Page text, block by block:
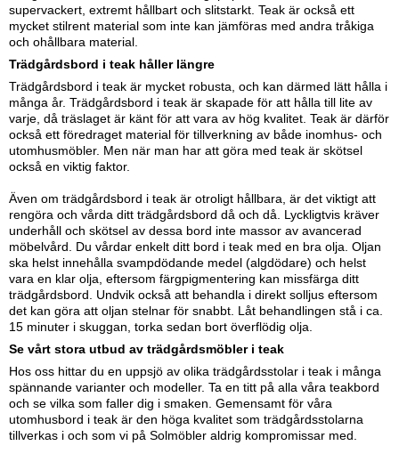
supervackert, extremt hållbart och slitstarkt. Teak är också ett
mycket stilrent material som inte kan jämföras med andra tråkiga
och ohållbara material.
Trädgårdsbord i teak håller längre
Trädgårdsbord i teak är mycket robusta, och kan därmed lätt hålla i
många år. Trädgårdsbord i teak är skapade för att hålla till lite av
varje, då träslaget är känt för att vara av hög kvalitet. Teak är därför
också ett föredraget material för tillverkning av både inomhus- och
utomhusmöbler. Men när man har att göra med teak är skötsel
också en viktig faktor.
Även om trädgårdsbord i teak är otroligt hållbara, är det viktigt att
rengöra och vårda ditt trädgårdsbord då och då. Lyckligtvis kräver
underhåll och skötsel av dessa bord inte massor av avancerad
möbelvård. Du vårdar enkelt ditt bord i teak med en bra olja. Oljan
ska helst innehålla svampdödande medel (algdödare) och helst
vara en klar olja, eftersom färgpigmentering kan missfärga ditt
trädgårdsbord. Undvik också att behandla i direkt solljus eftersom
det kan göra att oljan stelnar för snabbt. Låt behandlingen stå i ca.
15 minuter i skuggan, torka sedan bort överflödig olja.
Se vårt stora utbud av trädgårdsmöbler i teak
Hos oss hittar du en uppsjö av olika trädgårdsstolar i teak i många
spännande varianter och modeller. Ta en titt på alla våra teakbord
och se vilka som faller dig i smaken. Gemensamt för våra
utomhusbord i teak är den höga kvalitet som trädgårdsstolarna
tillverkas i och som vi på Solmöbler aldrig kompromissar med.